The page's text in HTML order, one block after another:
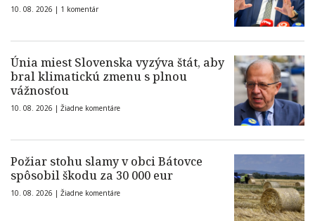
10. 08. 2026 | 1 komentár
Únia miest Slovenska vyzýva štát, aby
bral klimatickú zmenu s plnou
vážnosťou
10. 08. 2026 | Žiadne komentáre
Požiar stohu slamy v obci Bátovce
spôsobil škodu za 30 000 eur
10. 08. 2026 | Žiadne komentáre